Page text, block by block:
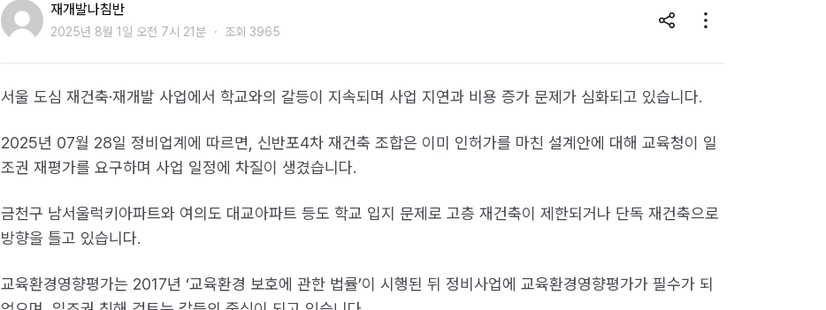
재개발나침반
2025년 8월 1일 오전 7시 21분 ・ 조회 3965
서울 도심 재건축·재개발 사업에서 학교와의 갈등이 지속되며 사업 지연과 비용 증가 문제가 심화되고 있습니다.
2025년 07월 28일 정비업계에 따르면, 신반포4차 재건축 조합은 이미 인허가를 마친 설계안에 대해 교육청이 일
조권 재평가를 요구하며 사업 일정에 차질이 생겼습니다.
금천구 남서울럭키아파트와 여의도 대교아파트 등도 학교 입지 문제로 고층 재건축이 제한되거나 단독 재건축으로
방향을 틀고 있습니다.
교육환경영향평가는 2017년 ‘교육환경 보호에 관한 법률’이 시행된 뒤 정비사업에 교육환경영향평가가 필수가 되